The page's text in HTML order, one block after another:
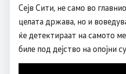
Сејв Сити, не само во
целата држава, но и
ќе детектираат на самото
биле под дејство на опојни